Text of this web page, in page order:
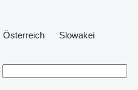
Österreich
Slowakei